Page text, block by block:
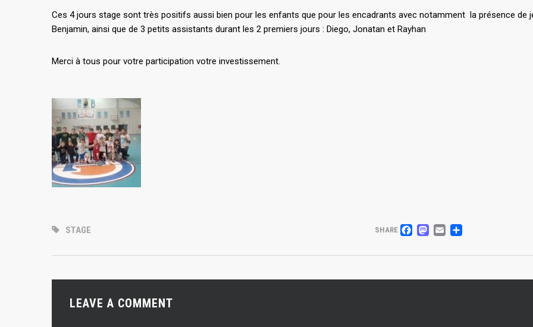
Ces 4 jours stage sont très positifs aussi bien pour les enfants que pour les encadrants avec notamment la présence de
Benjamin, ainsi que de 3 petits assistants durant les 2 premiers jours : Diego, Jonatan et Rayhan
Merci à tous pour votre participation votre investissement.
STAGE SHARE FACEBOOK
MASTODON
EMAIL
PARTAGER
LEAVE A COMMENT